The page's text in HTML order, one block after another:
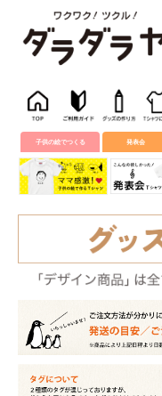
子供の絵でつくる 発表会